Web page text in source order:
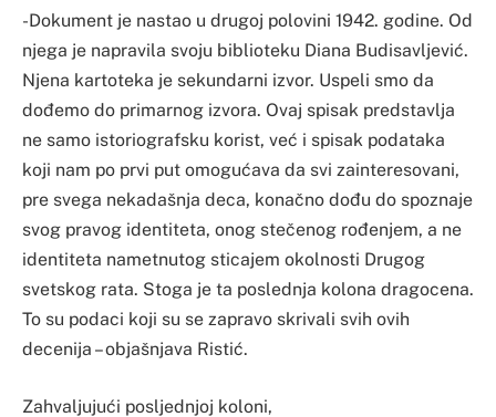
-Dokument je nastao u drugoj polovini 1942. godine. Od
njega je napravila svoju biblioteku Diana Budisavljević.
Njena kartoteka je sekundarni izvor. Uspeli smo da
dođemo do primarnog izvora. Ovaj spisak predstavlja
ne samo istoriografsku korist, već i spisak podataka
koji nam po prvi put omogućava da svi zainteresovani,
pre svega nekadašnja deca, konačno dođu do spoznaje
svog pravog identiteta, onog stečenog rođenjem, a ne
identiteta nametnutog sticajem okolnosti Drugog
svetskog rata. Stoga je ta poslednja kolona dragocena.
To su podaci koji su se zapravo skrivali svih ovih
decenija – objašnjava Ristić.
Zahvaljujući posljednjoj koloni,